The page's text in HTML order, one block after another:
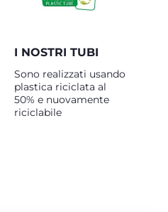
I NOSTRI TUBI
Sono realizzati usando
plastica riciclata al
50% e nuovamente
riciclabile